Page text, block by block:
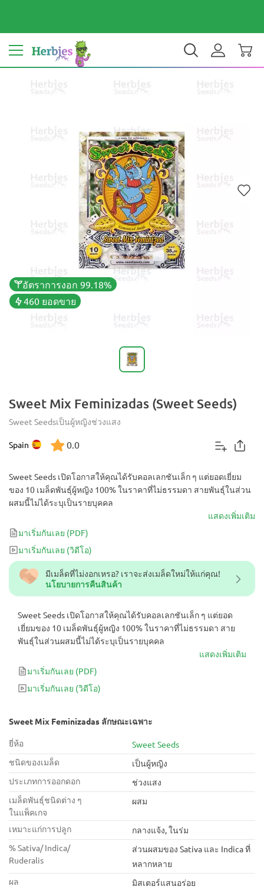
ประเทศของคุณ: สหรัฐ $ USD TH
อัตราการงอก 99.18%
460 ยอดขาย
Sweet Mix Feminizadas (Sweet Seeds)
Sweet Seedsเป็นผู้หญิงช่วงแสง
Spain 0.0
มีเมล็ดที่ไม่งอกเหรอ? เราจะส่งเมล็ดใหม่ให้แก่คุณ!
นโยบายการคืนสินค้า
Sweet Seeds เปิดโอกาสให้คุณได้รับคอลเลกชันเล็ก ๆ แต่ยอด
เยี่ยมของ 10 เมล็ดพันธุ์ผู้หญิง 100% ในราคาที่ไม่ธรรมดา สาย
พันธุ์ในส่วนผสมนี้ไม่ได้ระบุเป็นรายบุคคล
แสดงเพิ่มเติม
มาเริ่มกันเลย (PDF)
มาเริ่มกันเลย (วิดีโอ)
Sweet Mix Feminizadas ลักษณะเฉพาะ
ยี่ห้อ
Sweet Seeds
ชนิดของเมล็ด
เป็นผู้หญิง
ประเภทการออกดอก
ช่วงแสง
เมล็ดพันธุ์ชนิดต่าง ๆ
ในแพ็คเกจ
ผสม
เหมาะแก่การปลูก
กลางแจ้ง, ในร่ม
% Sativa/ Indica/
Ruderalis
ส่วนผสมของ Sativa และ Indica ที่
หลากหลาย
ผล
มิสเตอร์แสนอร่อย
Sweet Seeds เปิดโอกาสให้คุณได้รับคอลเลกชันเล็ก ๆ แต่ยอดเยี่ยม
ของ 10 เมล็ดพันธุ์ผู้หญิง 100% ในราคาที่ไม่ธรรมดา สายพันธุ์ในส่วน
ผสมนี้ไม่ได้ระบุเป็นรายบุคคล
แสดงเพิ่มเติม
มาเริ่มกันเลย (PDF)
มาเริ่มกันเลย (วิดีโอ)